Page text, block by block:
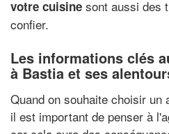
votre cuisine sont aussi des
confier.
Les informations clés
à Bastia et ses
Quand on souhaite choisir un
il est important de penser à